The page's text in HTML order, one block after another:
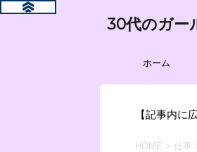
30代のガー
ホーム
【記事内に
HOME > 仕事